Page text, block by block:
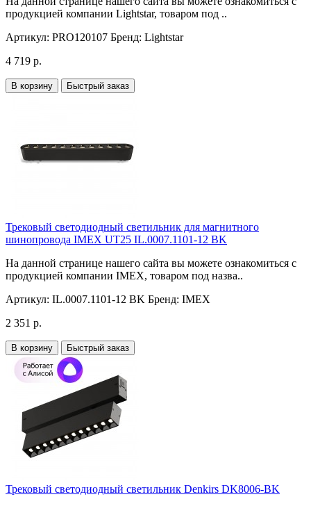
продукцией компании Lightstar, товаром под ..
Артикул: PRO120107 Бренд: Lightstar
4 719 р.
В корзину Быстрый заказ
Трековый светодиодный светильник для магнитного
шинопровода IMEX UT25 IL.0007.1101-12 BK
На данной странице нашего сайта вы можете ознакомиться с
продукцией компании IMEX, товаром под назва..
Артикул: IL.0007.1101-12 BK Бренд: IMEX
2 351 р.
В корзину Быстрый заказ
Трековый светодиодный светильник Denkirs DK8006-BK